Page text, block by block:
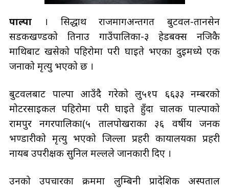
पाल्पा । सिद्धार्थ राजमार्गअन्तर्गत बुटवल-तानसेन
सडकखण्डको तिनाउ गाउँपालिका-३ हेडबक्स नजिकै
माथिबाट खसेको पहिरोमा परी घाइते भएका दुईमध्ये एक
जनाको मृत्यु भएको छ ।
बुटवलबाट पाल्पा आउँदै गरेको लु५१प ६६३३ नम्बरको
मोटरसाइकल पहिरोमा परी घाइते हुँदा चालक पाल्पाको
रामपुर नगरपालिका(५ तालपोखराका ३६ वर्षीय जनक
भण्डारीको मृत्यु भएको जिल्ला प्रहरी कार्यालयका प्रहरी
नायब उपरीक्षक सुनिल मल्लले जानकारी दिए ।
उनको उपचारका क्रममा लुम्बिनी प्रादेशिक अस्पताल